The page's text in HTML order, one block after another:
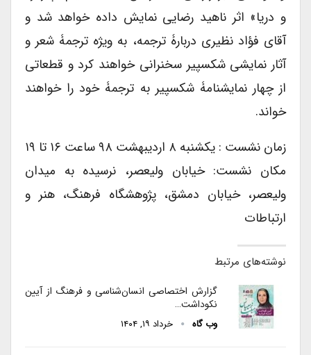
و دریا» اثر ناهید رضایی نمایش داده خواهد ‌شد و
آقای فؤاد نظیری دربارۀ ترجمه، به ویژه ترجمۀ شعر و
آثار نمایشی شکسپیر سخنرانی خواهند کرد و قطعاتی
از چهار نمایشنامۀ شکسپیر به ترجمۀ خود را خواهند
خواند.
زمان نشست : یکشنبه ۸ اردیبهشت ۹۸ ساعت ۱۶ تا ۱۹
مکان نشست: خیابان ولیعصر، نرسیده به میدان
ولیعصر، خیابان دمشق، پژوهشگاه فرهنگ، هنر و
ارتباطات
نوشته‌های مرتبط
گزارش اختصاصی انسان‌شناسی و فرهنگ از آیین
نکوداشت…
وب گاه خرداد ۱۹, ۱۴۰۴